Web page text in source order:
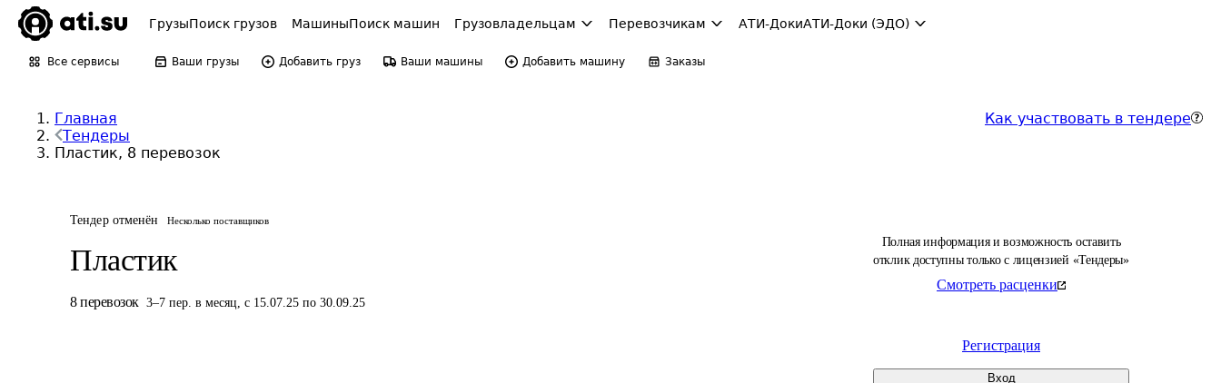
ГрузыПоиск грузов МашиныПоиск машин Грузовладельцам Перевозчикам АТИ-ДокиАТИ-Доки (ЭДО)
Все сервисы Ваши грузы Добавить груз Ваши машины Добавить машину Заказы
Главная
Тендеры
Пластик, 8 перевозок
Как участвовать в тендере
Тендер отменён Несколько поставщиков
Пластик
8 перевозок 3–7 пер. в месяц, с 15.07.25 по 30.09.25
Полная информация и возможность оставить
отклик доступны только с лицензией «Тендеры»
Смотреть расценки
Регистрация
Вход